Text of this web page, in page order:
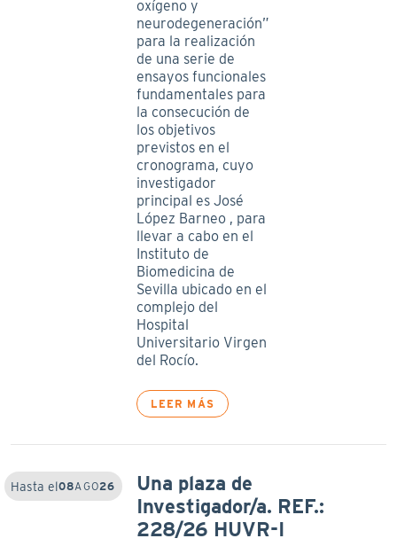
oxígeno y
neurodegeneración”
para la realización
de una serie de
ensayos funcionales
fundamentales para
la consecución de
los objetivos
previstos en el
cronograma, cuyo
investigador
principal es José
López Barneo , para
llevar a cabo en el
Instituto de
Biomedicina de
Sevilla ubicado en el
complejo del
Hospital
Universitario Virgen
del Rocío.
LEER MÁS
Hasta el08AGO26
Una plaza de
Investigador/a. REF.:
228/26 HUVR-I